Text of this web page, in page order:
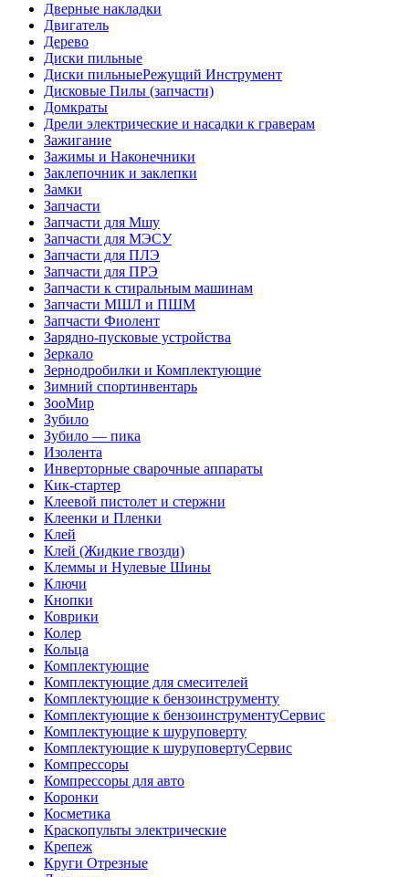
Дверные накладки
Двигатель
Дерево
Диски пильные
Диски пильныеРежущий Инструмент
Дисковые Пилы (запчасти)
Домкраты
Дрели электрические и насадки к граверам
Зажигание
Зажимы и Наконечники
Заклепочник и заклепки
Замки
Запчасти
Запчасти для Мшу
Запчасти для МЭСУ
Запчасти для ПЛЭ
Запчасти для ПРЭ
Запчасти к стиральным машинам
Запчасти МШЛ и ПШМ
Запчасти Фиолент
Зарядно-пусковые устройства
Зеркало
Зернодробилки и Комплектующие
Зимний спортинвентарь
ЗооМир
Зубило
Зубило — пика
Изолента
Инверторные сварочные аппараты
Кик-стартер
Клеевой пистолет и стержни
Клеенки и Пленки
Клей
Клей (Жидкие гвозди)
Клеммы и Нулевые Шины
Ключи
Кнопки
Коврики
Колер
Кольца
Комплектующие
Комплектующие для смесителей
Комплектующие к бензоинструменту
Комплектующие к бензоинструментуСервис
Комплектующие к шуруповерту
Комплектующие к шуруповертуСервис
Компрессоры
Компрессоры для авто
Коронки
Косметика
Краскопульты электрические
Крепеж
Круги Отрезные